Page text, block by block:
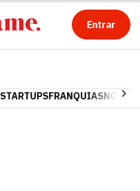
Entrar
STARTUPSFRANQUIAS